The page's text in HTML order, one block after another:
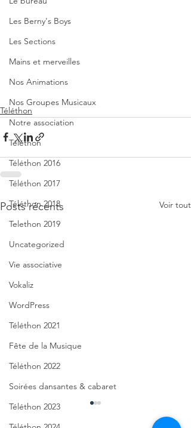
Les Berny's Boys
Les Sections
Mains et merveilles
Nos Animations
Nos Groupes Musicaux
Notre association
Téléthon
Téléthon 2016
Téléthon 2017
Téléthon 2018
Telethon 2019
Uncategorized
Vie associative
Vokaliz
WordPress
Téléthon 2021
Fête de la Musique
Téléthon 2022
Soirées dansantes & cabaret
Téléthon 2023
Téléthon
Posts récents Voir tout